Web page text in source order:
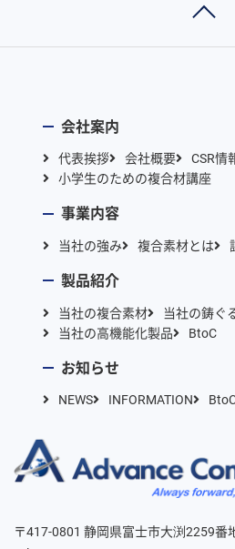
〒417-0801 静岡県富士市大渕2259番
会社案内
代表挨拶 会社概要 CSR情
小学生のための複合材講座
事業内容
当社の強み 複合素材とは
製品紹介
当社の複合素材 当社の鋳ぐ
当社の高機能化製品
BtoC
お知らせ
NEWS INFORMATION